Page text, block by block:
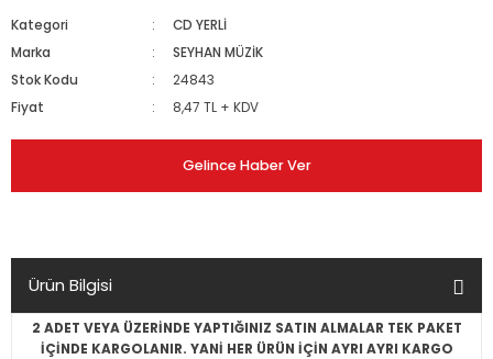
Kategori
CD YERLİ
Marka
SEYHAN MÜZİK
Stok Kodu
24843
Fiyat
8,47 TL + KDV
Gelince Haber Ver
Ürün Bilgisi
2 ADET VEYA ÜZERİNDE YAPTIĞINIZ SATIN ALMALAR TEK PAKET
İÇİNDE KARGOLANIR. YANİ HER ÜRÜN İÇİN AYRI AYRI KARGO